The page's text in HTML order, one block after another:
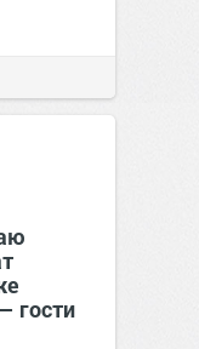
гости